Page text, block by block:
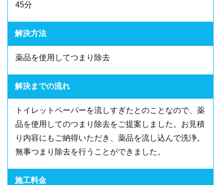
45分
解決方法
薬品を使用してつまり除去
解決までの流れ
トイレットペーパーを流しすぎたとのことなので、薬
品を使用してのつまり除去をご提案しました。お見積
り内容にもご納得いただき、薬品を流し込んで洗浄。
無事つまり除去を行うことができました。
施工料金